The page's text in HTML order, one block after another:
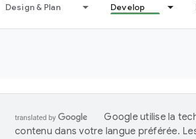
Design & Plan Develop
Google utilise la
contenu dans votre langue préférée.